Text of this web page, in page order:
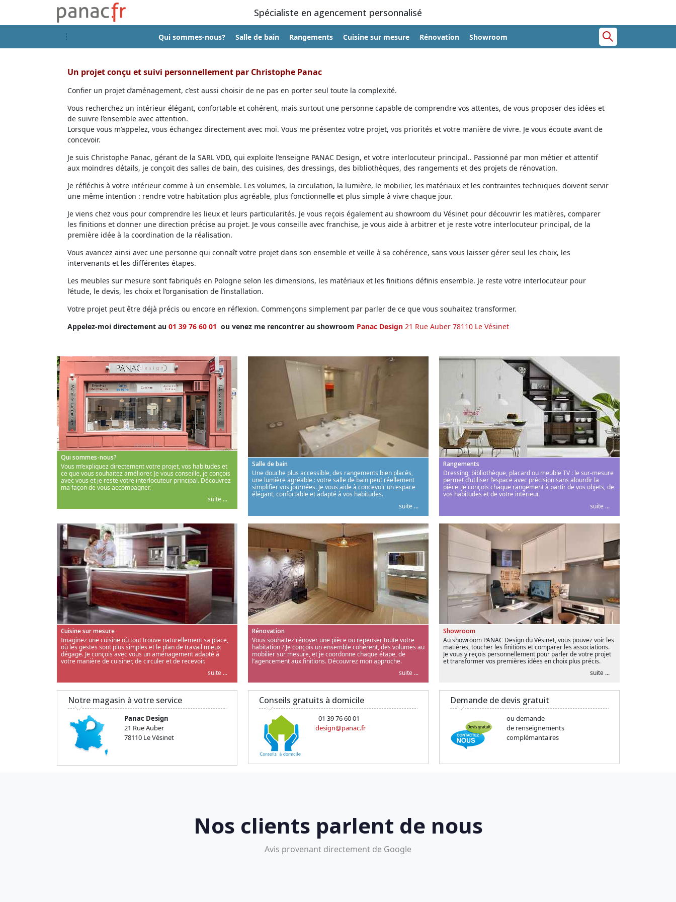
Spécialiste en agencement personnalisé
Qui sommes-nous? Salle de bain Rangements Cuisine sur mesure Rénovation Showroom
Un projet conçu et suivi personnellement par Christophe Panac
Confier un projet d’aménagement, c’est aussi choisir de ne pas en porter seul toute la complexité.
Vous recherchez un intérieur élégant, confortable et cohérent, mais surtout une personne capable de comprendre vos attentes, de vous proposer des idées et
de suivre l’ensemble avec attention.
Lorsque vous m’appelez, vous échangez directement avec moi. Vous me présentez votre projet, vos priorités et votre manière de vivre. Je vous écoute avant de
concevoir.
Je suis Christophe Panac, gérant de la SARL VDD, qui exploite l’enseigne PANAC Design, et votre interlocuteur principal.. Passionné par mon métier et attentif
aux moindres détails, je conçoit des salles de bain, des cuisines, des dressings, des bibliothèques, des rangements et des projets de rénovation.
Je réfléchis à votre intérieur comme à un ensemble. Les volumes, la circulation, la lumière, le mobilier, les matériaux et les contraintes techniques doivent servir
une même intention : rendre votre habitation plus agréable, plus fonctionnelle et plus simple à vivre chaque jour.
Je viens chez vous pour comprendre les lieux et leurs particularités. Je vous reçois également au showroom du Vésinet pour découvrir les matières, comparer
les finitions et donner une direction précise au projet. Je vous conseille avec franchise, je vous aide à arbitrer et je reste votre interlocuteur principal, de la
première idée à la coordination de la réalisation.
Vous avancez ainsi avec une personne qui connaît votre projet dans son ensemble et veille à sa cohérence, sans vous laisser gérer seul les choix, les
intervenants et les différentes étapes.
Les meubles sur mesure sont fabriqués en Pologne selon les dimensions, les matériaux et les finitions définis ensemble. Je reste votre interlocuteur pour
l’étude, le devis, les choix et l’organisation de l’installation.
Votre projet peut être déjà précis ou encore en réflexion. Commençons simplement par parler de ce que vous souhaitez transformer.
Appelez-moi directement au 01 39 76 60 01 ou venez me rencontrer au showroom Panac Design 21 Rue Auber 78110 Le Vésinet
Qui sommes-nous?
Vous m’expliquez directement votre projet, vos habitudes et
ce que vous souhaitez améliorer. Je vous conseille, je conçois
avec vous et je reste votre interlocuteur principal. Découvrez
ma façon de vous accompagner.
suite ...
Salle de bain
Une douche plus accessible, des rangements bien placés,
une lumière agréable : votre salle de bain peut réellement
simplifier vos journées. Je vous aide à concevoir un espace
élégant, confortable et adapté à vos habitudes.
suite ...
Rangements
Dressing, bibliothèque, placard ou meuble TV : le sur-mesure
permet d’utiliser l’espace avec précision sans alourdir la
pièce. Je conçois chaque rangement à partir de vos objets, de
vos habitudes et de votre intérieur.
suite ...
Cuisine sur mesure
Imaginez une cuisine où tout trouve naturellement sa place,
où les gestes sont plus simples et le plan de travail mieux
dégagé. Je conçois avec vous un aménagement adapté à
votre manière de cuisiner, de circuler et de recevoir.
suite ...
Rénovation
Vous souhaitez rénover une pièce ou repenser toute votre
habitation ? Je conçois un ensemble cohérent, des volumes au
mobilier sur mesure, et je coordonne chaque étape, de
l’agencement aux finitions. Découvrez mon approche.
suite ...
Showroom
Au showroom PANAC Design du Vésinet, vous pouvez voir les
matières, toucher les finitions et comparer les associations.
Je vous y reçois personnellement pour parler de votre projet
et transformer vos premières idées en choix plus précis.
suite ...
Notre magasin à votre service
Panac Design
21 Rue Auber
78110 Le Vésinet
Conseils gratuits à domicile
01 39 76 60 01
design@panac.fr
Demande de devis gratuit
ou demande
de renseignements
complémantaires
Nos clients parlent de nous
Avis provenant directement de Google